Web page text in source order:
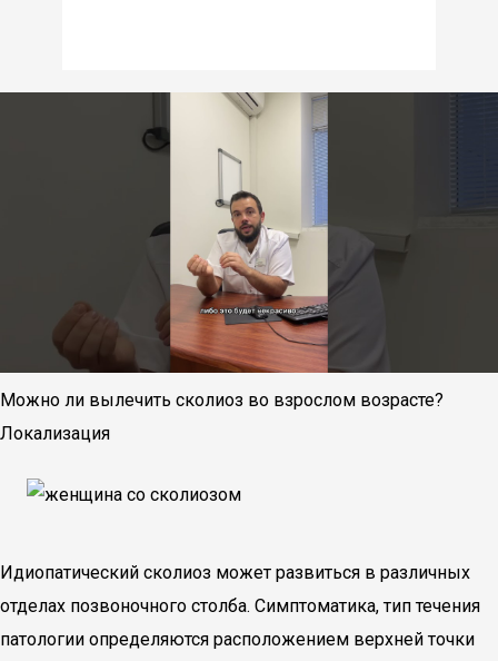
Можно ли вылечить сколиоз во взрослом возрасте?
Локализация
Идиопатический сколиоз может развиться в различных
отделах позвоночного столба. Симптоматика, тип течения
патологии определяются расположением верхней точки